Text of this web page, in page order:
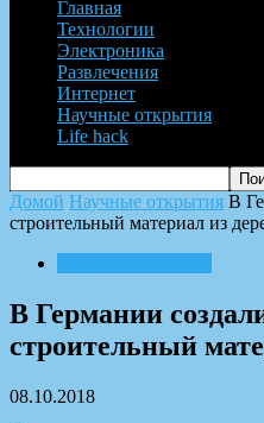
Главная
Технологии
Электроника
Развлечения
Интернет
Научные открытия
Life hack
Домой Научные открытия В
строительный материал из
В Германии
строительный
08.10.2018